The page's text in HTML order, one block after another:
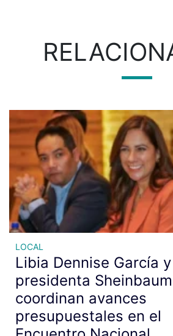
LOCAL
Libia Dennise García
presidenta Sheinbaum
coordinan avances
presupuestales en el